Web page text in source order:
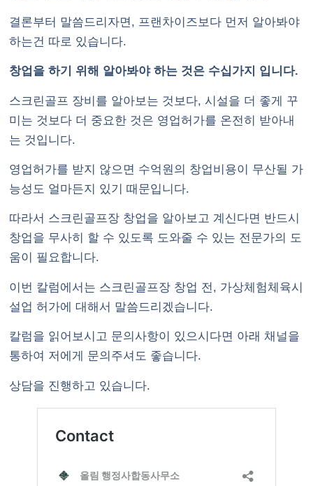
결론부터 말씀드리자면, 프랜차이즈보다 먼저 알아봐야
하는건 따로 있습니다.
창업을 하기 위해 알아봐야 하는 것은 수십가지 입니다.
스크린골프 장비를 알아보는 것보다, 시설을 더 좋게 꾸
미는 것보다 더 중요한 것은 영업허가를 온전히 받아내
는 것입니다.
영업허가를 받지 않으면 수억원의 창업비용이 무산될 가
능성도 얼마든지 있기 때문입니다.
따라서 스크린골프장 창업을 알아보고 계신다면 반드시
창업을 무사히 할 수 있도록 도와줄 수 있는 전문가의 도
움이 필요합니다.
이번 칼럼에서는 스크린골프장 창업 전, 가상체험체육시
설업 허가에 대해서 말씀드리겠습니다.
칼럼을 읽어보시고 문의사항이 있으시다면 아래 채널을
통하여 저에게 문의주셔도 좋습니다.
상담을 진행하고 있습니다.